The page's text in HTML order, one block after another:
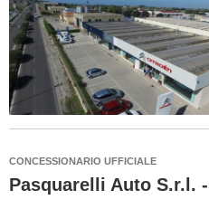
CONCESSIONARIO UFFICIALE
Pasquarelli Auto S.r.l.